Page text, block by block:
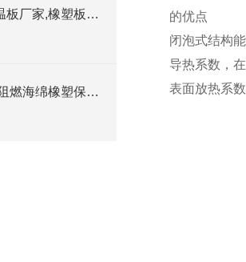
阻燃海绵橡塑保温板厂家,橡塑板厂家销售点
橡塑保温板厂家,阻燃海绵橡塑保温板厂家出售
的优点
闭泡式结构
导热系数，
表面放热系